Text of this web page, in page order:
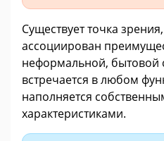
Существует точка
ассоциирован
неформальной, бытовой
встречается в любом
наполняется
характеристиками.